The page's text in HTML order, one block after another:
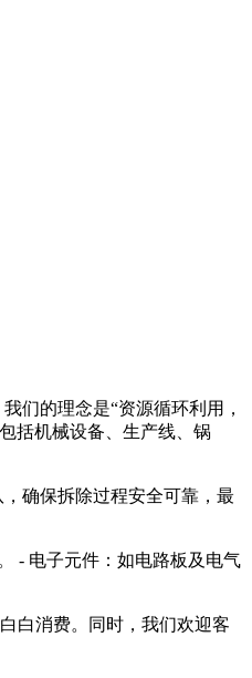
们的理念是“资源循环利用，
括机械设备、生产线、锅
确保拆除过程安全可靠，最
- 电子元件：如电路板及电气
白消费。同时，我们欢迎客